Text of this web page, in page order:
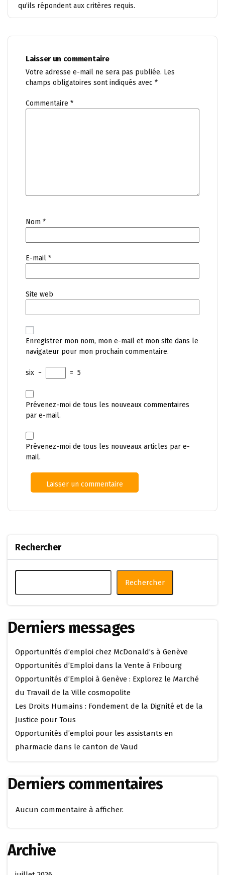
qu’ils répondent aux critères requis.
Laisser un commentaire
Votre adresse e-mail ne sera pas publiée. Les
champs obligatoires sont indiqués avec *
Commentaire *
Nom *
E-mail *
Site web
Enregistrer mon nom, mon e-mail et mon site dans le
navigateur pour mon prochain commentaire.
six − = 5
Prévenez-moi de tous les nouveaux commentaires
par e-mail.
Prévenez-moi de tous les nouveaux articles par e-
mail.
Rechercher
Rechercher
Derniers messages
Opportunités d’emploi chez McDonald’s à Genève
Opportunités d’Emploi dans la Vente à Fribourg
Opportunités d’Emploi à Genève : Explorez le Marché
du Travail de la Ville cosmopolite
Les Droits Humains : Fondement de la Dignité et de la
Justice pour Tous
Opportunités d’emploi pour les assistants en
pharmacie dans le canton de Vaud
Derniers commentaires
Aucun commentaire à afficher.
Archive